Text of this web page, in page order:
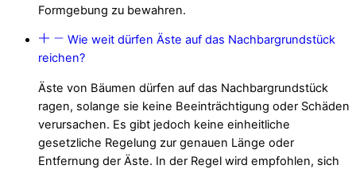
Formgebung zu bewahren.
Wie weit dürfen Äste auf das Nachbargrundstück
reichen?
Äste von Bäumen dürfen auf das Nachbargrundstück
ragen, solange sie keine Beeinträchtigung oder Schäden
verursachen. Es gibt jedoch keine einheitliche
gesetzliche Regelung zur genauen Länge oder
Entfernung der Äste. In der Regel wird empfohlen, sich